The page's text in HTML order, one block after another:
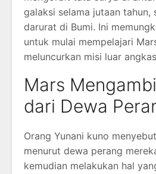
galaksi selama jutaan tahun,
darurat di Bumi. Ini
untuk mulai mempelajari
meluncurkan misi luar
Mars
dari Dewa
Orang Yunani kuno
menurut dewa perang
kemudian melakukan hal